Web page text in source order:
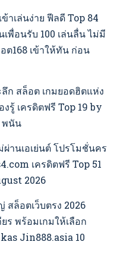
าเล่นง่าย ฟีลดี Top 84
พื่อนรับ 100 เล่นลื่น ไม่มี
ต168 เข้าให้ทัน ก่อน
ก สล็อต เกมยอดฮิตแห่ง
รู้ เครดิตฟรี Top 19 by
พนัน
านเอเย่นต์ โปรโมชั่นคร
เครดิตฟรี Top 51
2026
สล็อตเว็บตรง 2026
ร พร้อมเกมให้เลือก
Jin888.asia 10